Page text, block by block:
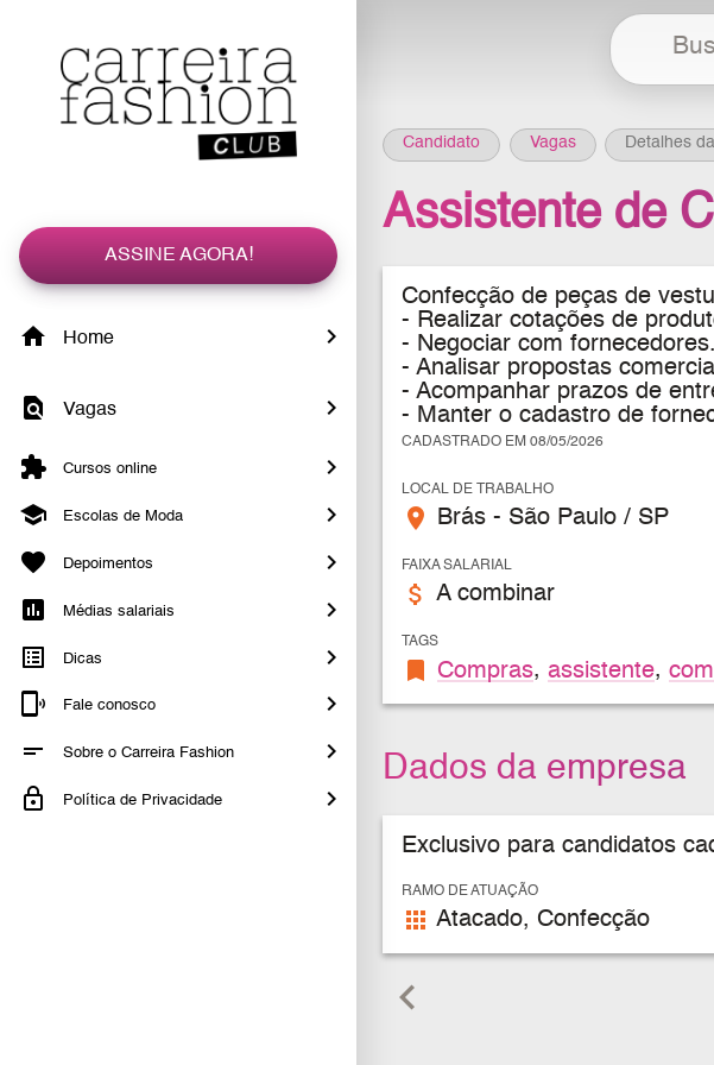
ASSINE AGORA!
Home
Vagas
Cursos online
Escolas de Moda
Depoimentos
Médias salariais
Dicas
Fale conosco
Sobre o Carreira Fashion
Política de Privacidade
Candidato Vagas Detalhes
Assistente de
Confecção de peças de
- Realizar cotações de
- Negociar com fornecedores.
- Analisar propostas
- Acompanhar prazos de
- Manter o cadastro de
CADASTRADO EM 08/05/2026
LOCAL DE TRABALHO
place Brás - São Paulo / SP
FAIXA SALARIAL
attach_money A combinar
TAGS
bookmark Compras, assistente,
Dados da empresa
Exclusivo para candidatos
RAMO DE ATUAÇÃO
apps Atacado, Confecção
keyboard_arrow_left